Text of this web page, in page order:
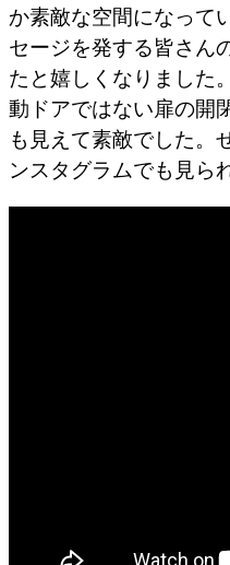
か素敵な空間になって
セージを発する皆さん
たと嬉しくなりました
動ドアではない扉の開
も見えて素敵でした。
ンスタグラムでも見ら